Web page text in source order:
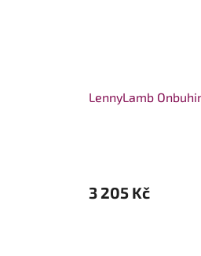
LennyLamb
3 205 Kč